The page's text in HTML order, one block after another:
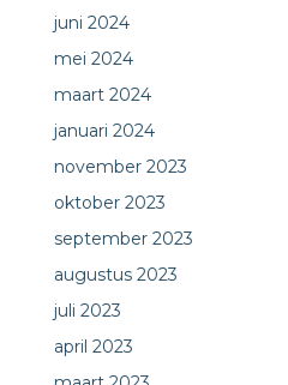
juni 2024
mei 2024
maart 2024
januari 2024
november 2023
oktober 2023
september 2023
augustus 2023
juli 2023
april 2023